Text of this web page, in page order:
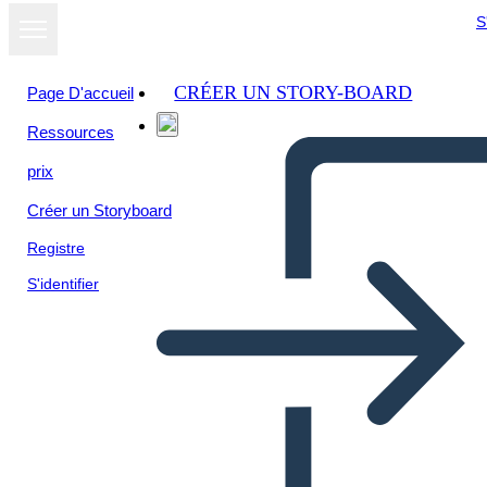
Page D'accueil
Ressources
prix
Créer un Storyboard
Registre
S'identifier
CRÉER UN STORY-BOARD
Šablóna Pracovného Hárku